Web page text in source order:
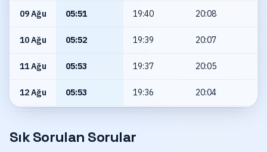
09 Ağu 05:51 19:40 20:08
10 Ağu 05:52 19:39 20:07
11 Ağu 05:53 19:37 20:05
12 Ağu 05:53 19:36 20:04
Sık Sorulan Sorular